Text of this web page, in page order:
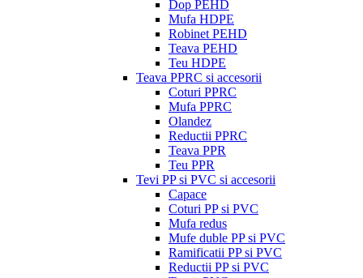
Dop PEHD
Mufa HDPE
Robinet PEHD
Teava PEHD
Teu HDPE
Teava PPRC si accesorii
Coturi PPRC
Mufa PPRC
Olandez
Reductii PPRC
Teava PPR
Teu PPR
Tevi PP si PVC si accesorii
Capace
Coturi PP si PVC
Mufa redus
Mufe duble PP si PVC
Ramificatii PP si PVC
Reductii PP si PVC